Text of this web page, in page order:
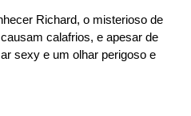
Richard, o misterioso de
calafrios, e apesar de
sexy e um olhar perigoso e